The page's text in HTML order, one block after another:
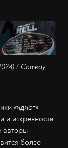
/ Comedy
«идиот»
и искренности
авторы
более